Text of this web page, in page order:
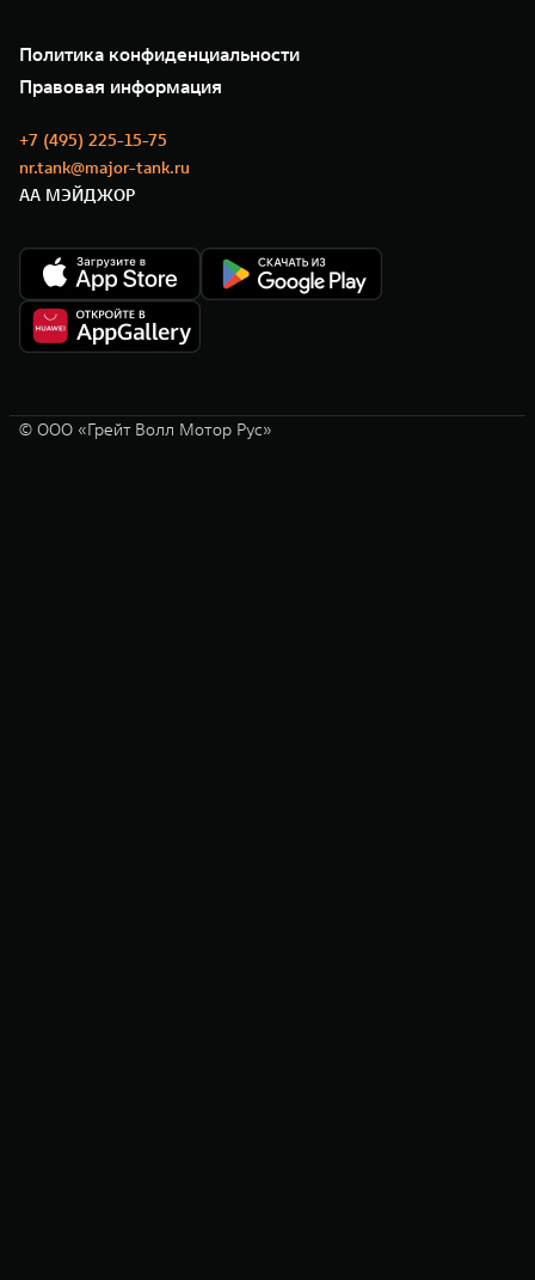
Сервис
Нулевое ТО
Моторные масла
GWM ТЕХ ДЕНЬ
Новости
Политика конфиденциальности
Правовая информация
+7 (495) 225-15-75
nr.tank@major-tank.ru
АА МЭЙДЖОР
© ООО «Грейт Волл Мотор Рус»